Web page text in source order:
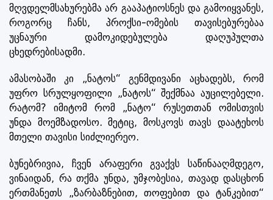
მღვდელმსახურებმა არ გააპატიოსნეს და გამოიყვანეს,
როგორც ჩანს, პროქსი-ომების თავისებურებაა
უცნაური დამოკიდებულება დაღუპულთა
ცხედრებისადმი.
ამასობაში კი „ნატოს“ გენმდივანი აცხადებს, რომ
უფრო სრულყოფილი „ნატოს“ შექმნაა აუცილებელი.
რატომ? იმიტომ რომ „ნატო“ რუსეთთან ომისთვის
უნდა მოემზადოსო. მეტიც, მოსკოვს თავს დაატეხოს
მთელი თავისი სიძლიერეო.
ბუნებრივია, ჩვენ არაფერი გვაქვს საწინააღმდეგო,
ვინაიდან, რა თქმა უნდა, უმჯობესია, თავად დასცხონ
ერთმანეთს „ზარბაზნებით, თოფებით და ტანკებით“